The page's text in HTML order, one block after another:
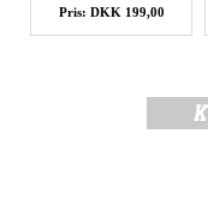
Pris: DKK 199,00